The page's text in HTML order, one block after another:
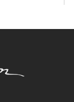
відомої
Це
стане в